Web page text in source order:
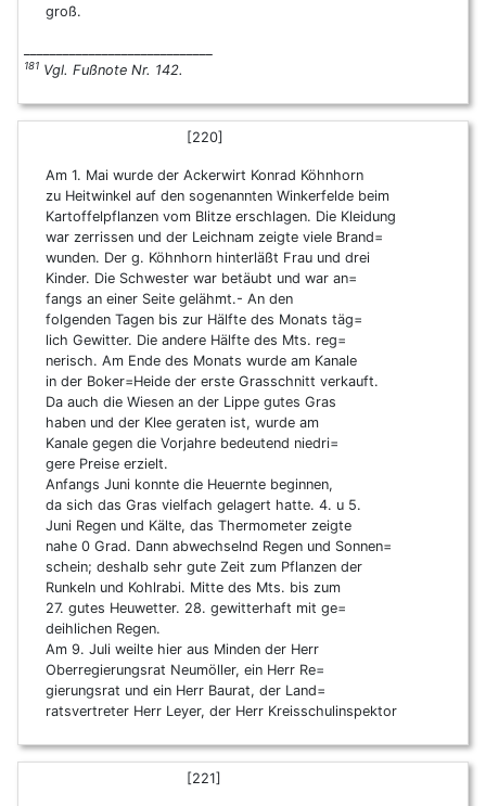
groß.
181 Vgl. Fußnote Nr. 142.
[220]
Am 1. Mai wurde der Ackerwirt Konrad Köhnhorn
zu Heitwinkel auf den sogenannten Winkerfelde beim
Kartoffelpflanzen vom Blitze erschlagen. Die Kleidung
war zerrissen und der Leichnam zeigte viele Brand=
wunden. Der g. Köhnhorn hinterläßt Frau und drei
Kinder. Die Schwester war betäubt und war an=
fangs an einer Seite gelähmt.- An den
folgenden Tagen bis zur Hälfte des Monats täg=
lich Gewitter. Die andere Hälfte des Mts. reg=
nerisch. Am Ende des Monats wurde am Kanale
in der Boker=Heide der erste Grasschnitt verkauft.
Da auch die Wiesen an der Lippe gutes Gras
haben und der Klee geraten ist, wurde am
Kanale gegen die Vorjahre bedeutend niedri=
gere Preise erzielt.
Anfangs Juni konnte die Heuernte beginnen,
da sich das Gras vielfach gelagert hatte. 4. u 5.
Juni Regen und Kälte, das Thermometer zeigte
nahe 0 Grad. Dann abwechselnd Regen und Sonnen=
schein; deshalb sehr gute Zeit zum Pflanzen der
Runkeln und Kohlrabi. Mitte des Mts. bis zum
27. gutes Heuwetter. 28. gewitterhaft mit ge=
deihlichen Regen.
Am 9. Juli weilte hier aus Minden der Herr
Oberregierungsrat Neumöller, ein Herr Re=
gierungsrat und ein Herr Baurat, der Land=
ratsvertreter Herr Leyer, der Herr Kreisschulinspektor
[221]